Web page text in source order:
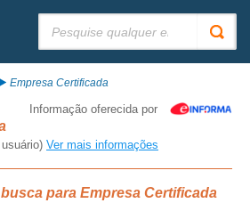
Empresa Certificada
Informação oferecida por
Ver mais informações
para Empresa Certificada